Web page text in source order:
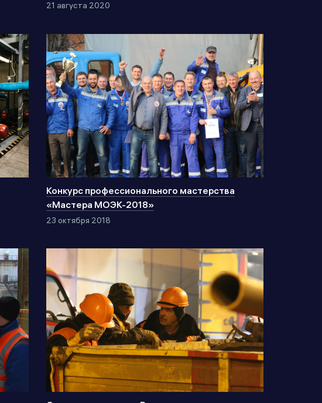
21 августа 2020
Конкурс профессионального мастерства
«Мастера МОЭК-2018»
23 октября 2018